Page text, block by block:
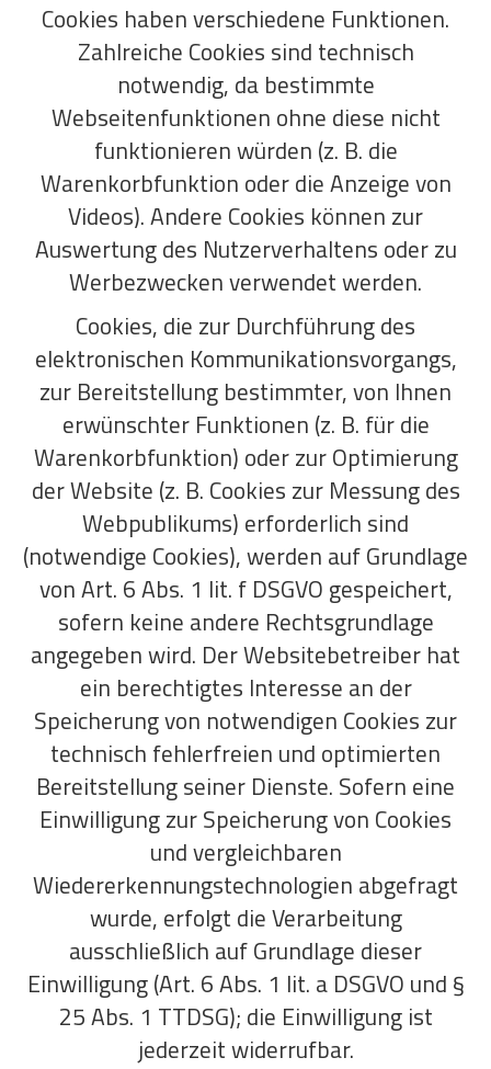
Cookies haben verschiedene Funktionen.
Zahlreiche Cookies sind technisch
notwendig, da bestimmte
Webseitenfunktionen ohne diese nicht
funktionieren würden (z. B. die
Warenkorbfunktion oder die Anzeige von
Videos). Andere Cookies können zur
Auswertung des Nutzerverhaltens oder zu
Werbezwecken verwendet werden.
Cookies, die zur Durchführung des
elektronischen Kommunikationsvorgangs,
zur Bereitstellung bestimmter, von Ihnen
erwünschter Funktionen (z. B. für die
Warenkorbfunktion) oder zur Optimierung
der Website (z. B. Cookies zur Messung des
Webpublikums) erforderlich sind
(notwendige Cookies), werden auf Grundlage
von Art. 6 Abs. 1 lit. f DSGVO gespeichert,
sofern keine andere Rechtsgrundlage
angegeben wird. Der Websitebetreiber hat
ein berechtigtes Interesse an der
Speicherung von notwendigen Cookies zur
technisch fehlerfreien und optimierten
Bereitstellung seiner Dienste. Sofern eine
Einwilligung zur Speicherung von Cookies
und vergleichbaren
Wiedererkennungstechnologien abgefragt
wurde, erfolgt die Verarbeitung
ausschließlich auf Grundlage dieser
Einwilligung (Art. 6 Abs. 1 lit. a DSGVO und §
25 Abs. 1 TTDSG); die Einwilligung ist
jederzeit widerrufbar.